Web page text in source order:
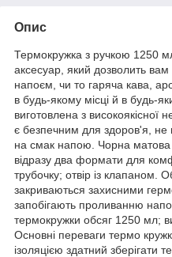
Опис
Термокружка з ручкою 1250
аксесуар, який дозволить
напоєм, чи то гаряча кава,
в будь-якому місці й в будь-
виготовлена з високоякісної
є безпечним для здоров'я, не
на смак напою. Чорна матова
відразу два формати для
трубочку; отвір із клапаном.
закриваються захисними
запобігають проливанню
термокружки обсяг 1250 мл;
Основні переваги термо
ізоляцією здатний зберігати